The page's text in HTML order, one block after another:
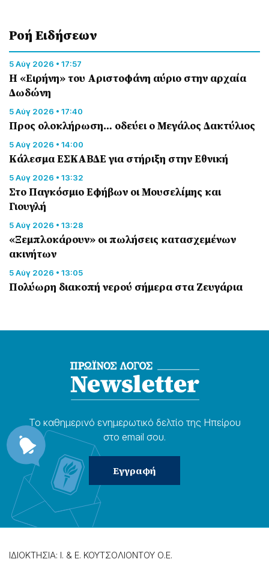
Ροή Eιδήσεων
5 Αύγ 2026 • 17:57
Η «Ειρήνη» του Αριστοφάνη αύριο στην αρχαία
Δωδώνη
5 Αύγ 2026 • 17:40
Προς ολοκλήρωση… οδεύει ο Μεγάλος Δακτύλιος
5 Αύγ 2026 • 14:00
Κάλεσμα ΕΣΚΑΒΔΕ για στήριξη στην Εθνική
5 Αύγ 2026 • 13:32
Στο Παγκόσμιο Εφήβων οι Μουσελίμης και
Γιουγλή
5 Αύγ 2026 • 13:28
«Ξεμπλοκάρουν» οι πωλήσεις κατασχεμένων
ακινήτων
5 Αύγ 2026 • 13:05
Πολύωρη διακοπή νερού σήμερα στα Ζευγάρια
Το καθημερɩνό ενημερωτɩκό δελτίο της Ηπείρου
στο email σου.
ΙΔΙΟΚΤΗΣΙΑ: Ι. & Ε. ΚΟΥΤΣΟΛΙΟΝΤΟΥ Ο.Ε.